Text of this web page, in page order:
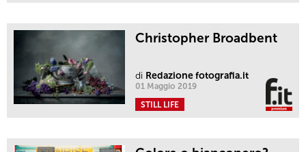
Christopher Broadbent
di Redazione fotografia.it
01 Maggio 2019
STILL LIFE